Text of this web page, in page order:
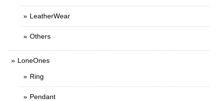
LeatherWear
Others
LoneOnes
Ring
Pendant